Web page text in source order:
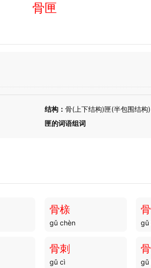
骨匣
结构： 骨(上下结构)匣(半包围结构)
匣的词语组词
骨榇
gǔ chèn gǔ
骨刺
gǔ cì gǔ